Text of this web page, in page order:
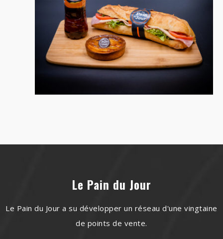
Le Pain du Jour
Le Pain du Jour a su développer un réseau d'une vingtaine
de points de vente.